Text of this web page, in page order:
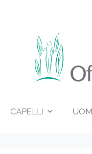
CAPELLI